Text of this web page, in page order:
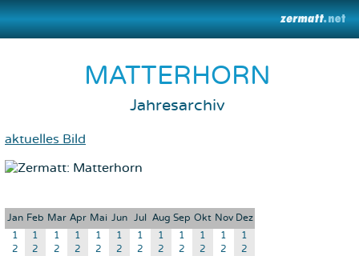
MATTERHORN
Jahresarchiv
aktuelles Bild
Jan Feb Mar Apr Mai Jun Jul Aug Sep Okt Nov Dez
1 1 1 1 1 1 1 1 1 1 1
1
2
2 2 2 2 2 2 2 2 2 2
2